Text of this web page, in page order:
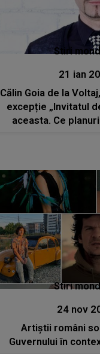
Stiri
21 ian
Călin Goia de la
excepție „Invitatul
aceasta. Ce
Stiri
24 nov
Artiștii români
Guvernului în